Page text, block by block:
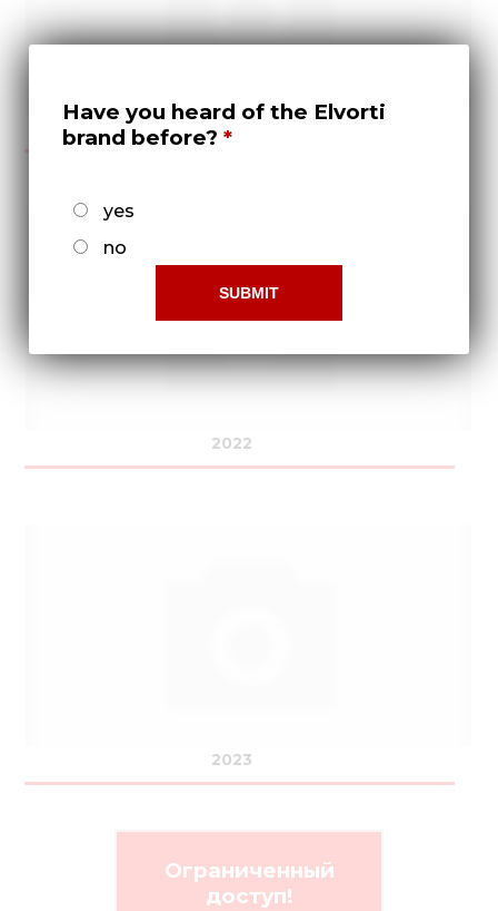
2021
2022
2023
Ограниченный
доступ!
Have you heard of the Elvorti
brand before?
yes
no